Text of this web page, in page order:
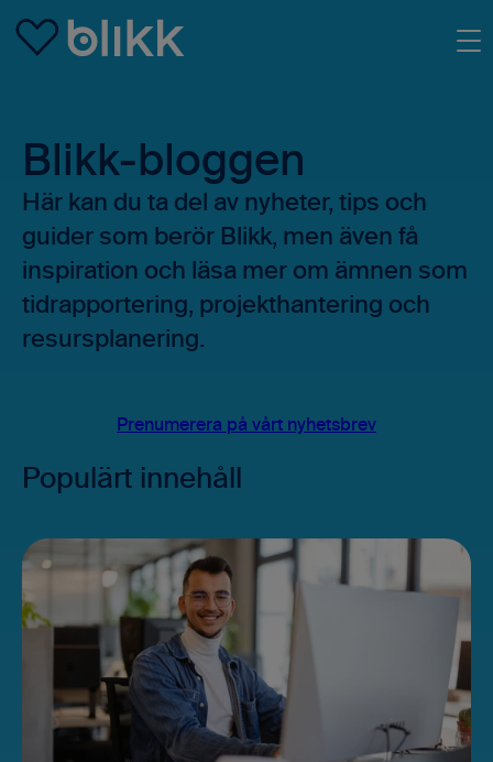
Blikk-bloggen
Här kan du ta del av nyheter, tips och
guider som berör Blikk, men även få
inspiration och läsa mer om ämnen som
tidrapportering, projekthantering och
resursplanering.
Populärt innehåll
Prenumerera på vårt nyhetsbrev